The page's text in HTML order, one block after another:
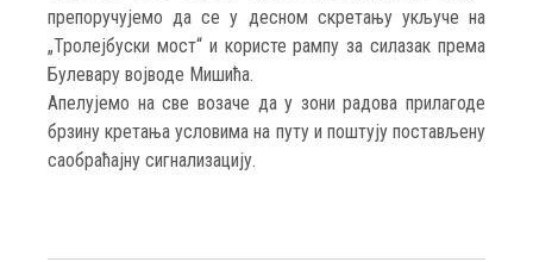
препоручујемо да се у десном скретању укључе на
„Тролејбуски мост“ и користе рампу за силазак према
Булевару војводе Мишића.
Апелујемо на све возаче да у зони радова прилагоде
брзину кретања условима на путу и поштују постављену
саобраћајну сигнализацију.